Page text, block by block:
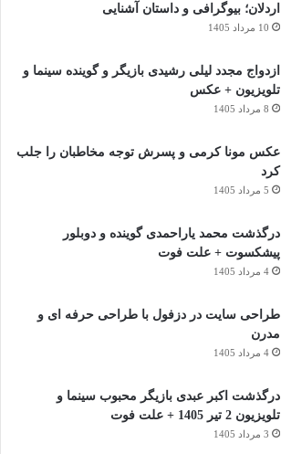
اردلان؛ بیوگرافی و داستان آشنایی
10 مرداد 1405
ازدواج مجدد لیلی رشیدی بازیگر و گوینده سینما و
تلویزیون + عکس
8 مرداد 1405
عکس مونا کرمی و پسرش توجه مخاطبان را جلب
کرد
5 مرداد 1405
درگذشت محمد یاراحمدی گوینده و دوبلور
پیشکسوت + علت فوت
4 مرداد 1405
طراحی سایت در دزفول با طراحی حرفه‌ ای و
مدرن
4 مرداد 1405
درگذشت اکبر عبدی بازیگر محبوب سینما و
تلویزیون 2 تیر 1405 + علت فوت
3 مرداد 1405